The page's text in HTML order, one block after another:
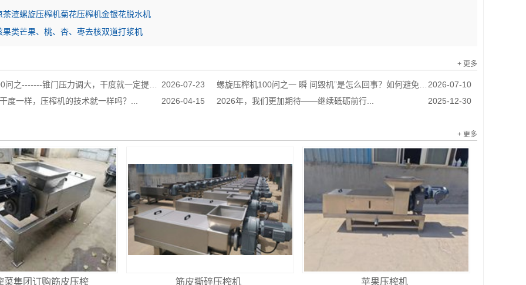
茶渣螺旋压榨机菊花压榨机金银花脱水机
果类芒果、桃、杏、枣去核双道打浆机
+ 更多
2026-07-23
之-------锥门压力调大，干度就一定提升吗？... 2026-07-10
螺旋压榨机100问之一 瞬 间毁机”是怎么回事？如何避免？...
2026-04-15
度一样，压榨机的技术就一样吗？... 2025-12-30
2026年，我们更加期待——继续砥砺前行...
+ 更多
菜集团订购筋皮压榨 筋皮撕碎压榨机 苹果压榨机